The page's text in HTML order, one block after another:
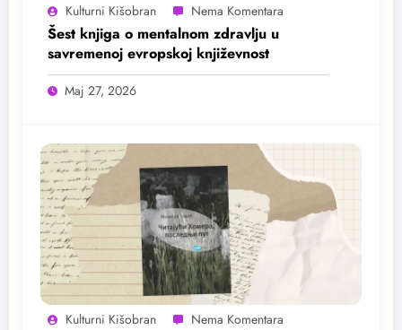
Kulturni Kišobran
Šest knjiga o mentalnom zdravlju u
savremenoj evropskoj književnost
Maj 27, 2026
Kulturni Kišobran